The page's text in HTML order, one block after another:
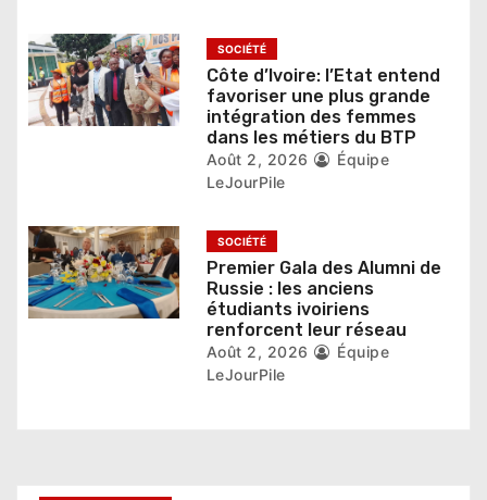
t
i
c
SOCIÉTÉ
Côte d’Ivoire: l’Etat entend
favoriser une plus grande
intégration des femmes
dans les métiers du BTP
Août 2, 2026
Équipe
LeJourPile
SOCIÉTÉ
Premier Gala des Alumni de
Russie : les anciens
étudiants ivoiriens
renforcent leur réseau
Août 2, 2026
Équipe
LeJourPile